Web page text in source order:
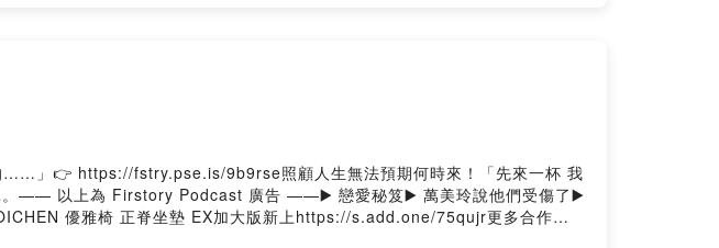
……」👉 https://fstry.pse.is/9b9rse照顧人生無法預期何時來！「先來一杯 我
。—— 以上為 Firstory Podcast 廣告 ——▶️ 戀愛秘笈▶️ 萬美玲說他們受傷了▶️
優雅椅 正脊坐墊 EX加大版新上https://s.add.one/75qujr更多合作優